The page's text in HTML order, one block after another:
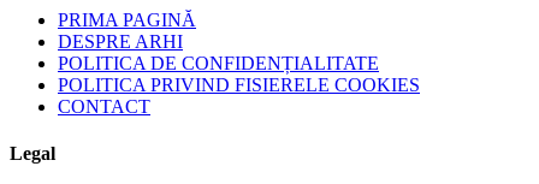
PRIMA PAGINĂ
DESPRE ARHI
POLITICA DE CONFIDENȚIALITATE
POLITICA PRIVIND FISIERELE COOKIES
CONTACT
Legal